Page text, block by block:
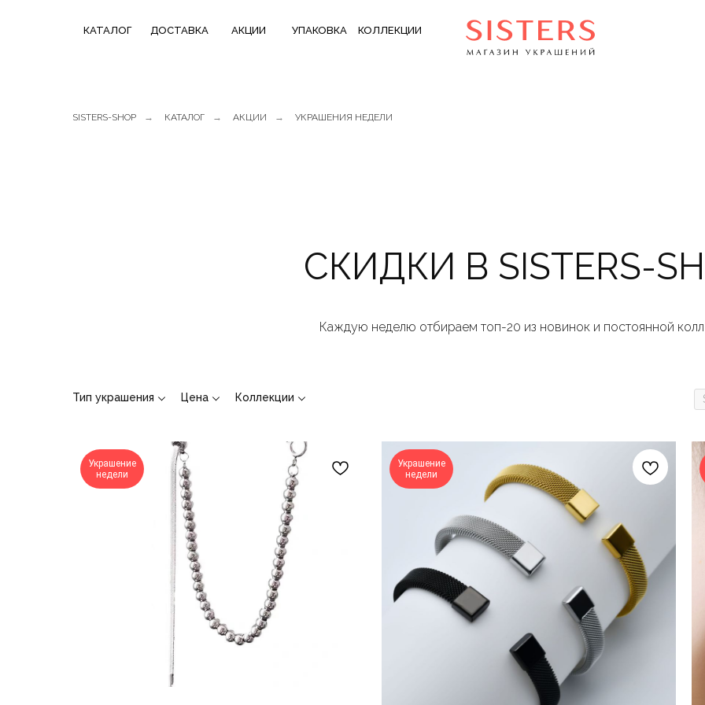
КАТАЛОГ УПАКОВКА КОЛЛЕКЦИИ
ДОСТАВКА АКЦИИ
SISTERS-SHOP → КАТАЛОГ → АКЦИИ → УКРАШЕНИЯ НЕДЕЛИ
СКИДКИ В SISTERS-
Каждую неделю отбираем топ-20 из новинок и постоянной
Тип украшения Цена Коллекции
Украшение
недели
Украшение
недели